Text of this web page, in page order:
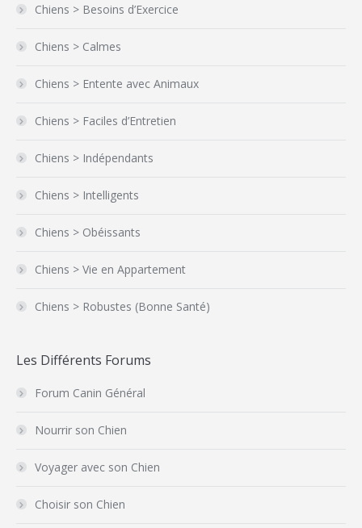
Chiens > Besoins d’Exercice
Chiens > Calmes
Chiens > Entente avec Animaux
Chiens > Faciles d’Entretien
Chiens > Indépendants
Chiens > Intelligents
Chiens > Obéissants
Chiens > Vie en Appartement
Chiens > Robustes (Bonne Santé)
Les Différents Forums
Forum Canin Général
Nourrir son Chien
Voyager avec son Chien
Choisir son Chien